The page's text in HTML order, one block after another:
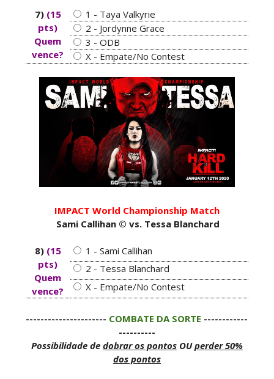
por várias semanas
SCSA867-Aug 06 2026
ESTAGNAÇÃO NO MAIN EVENT? Triple H
responde a críticas e deixa aviso claro aos
lutadores da WWE
Aug 06 2026
REGRESSO IMPRESSIONANTE NO RAW: Bully Ray
critica promo de Big Cass e sugere utilização de
-Aug 06 2026
7) (15
pts)
Quem
vence?
1 - Taya Valkyrie
2 - Jordynne Grace
3 - ODB
X - Empate/No Contest
IMPACT World Championship Match
Sami Callihan © vs. Tessa Blanchard
8) (15
pts)
Quem
vence?
1 - Sami Callihan
2 - Tessa Blanchard
X - Empate/No Contest
---------------------- COMBATE DA SORTE ------------
----------
Possibilidade de dobrar os pontosOUperder 50%
dos pontos